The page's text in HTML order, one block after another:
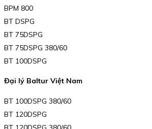
BPM 800
BT DSPG
BT 75DSPG
BT 75DSPG 380/60
BT 100DSPG
Đại lý Baltur Việt Nam
BT 100DSPG 380/60
BT 120DSPG